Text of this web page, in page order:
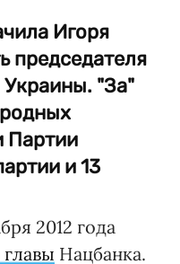
Игоря
председателя
Украины. "За"
Партии
и 13
2012 года
Нацбанка.